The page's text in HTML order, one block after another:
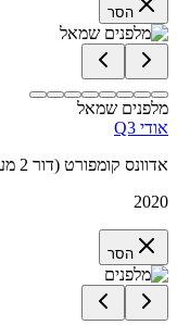
הסר
מלפנים שמאל
אודי Q3
35 TFSI אדוונס קומפורט (דור 2 מעודכן)
2020
הסר